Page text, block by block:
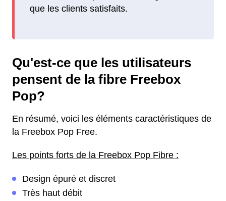
que les clients satisfaits.
Qu'est-ce que les utilisateurs
pensent de la fibre Freebox
Pop?
En résumé, voici les éléments caractéristiques de
la Freebox Pop Free.
Les points forts de la Freebox Pop Fibre :
Design épuré et discret
Très haut débit